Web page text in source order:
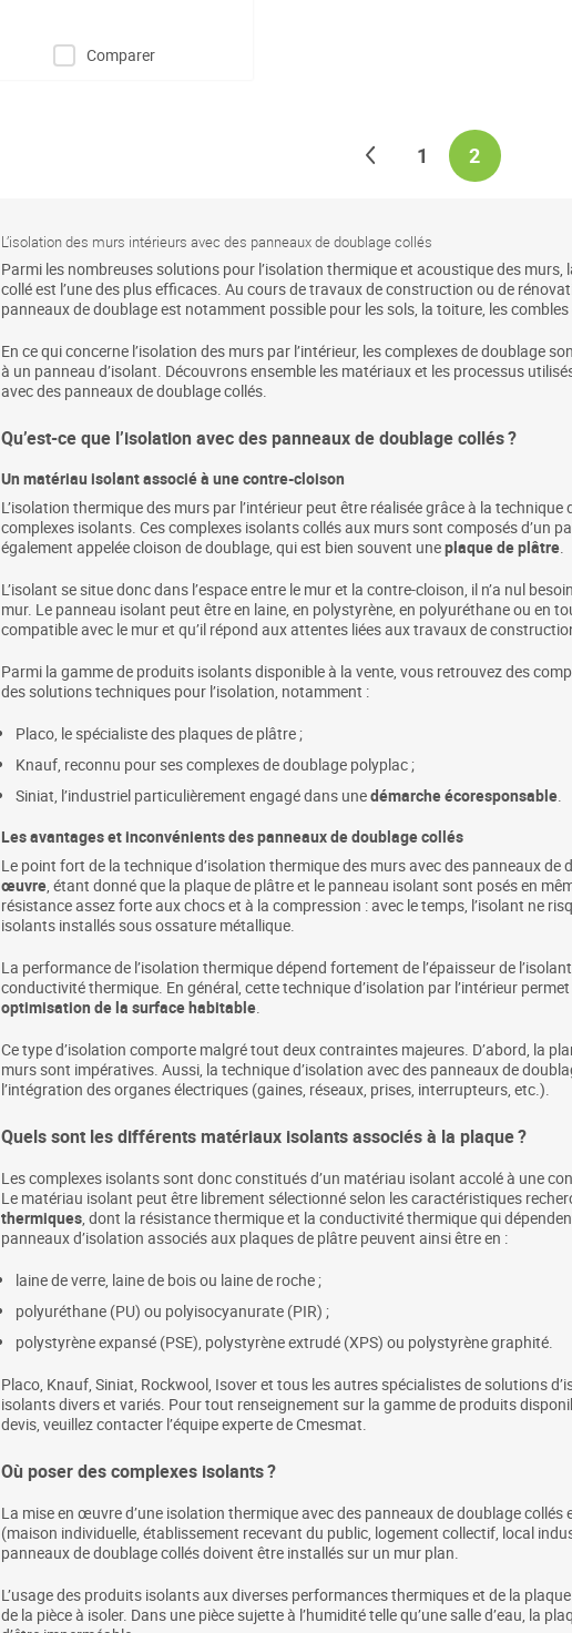
Comparer
Page
Précédent
Page
1 You're
2
L’isolation des murs intérieurs avec des panneaux de doublage collés
Parmi les nombreuses solutions pour l’isolation thermique et acoustique des murs,
collé est l’une des plus efficaces. Au cours de travaux de construction ou de
panneaux de doublage est notamment possible pour les sols, la toiture, les combles
En ce qui concerne l’isolation des murs par l’intérieur, les complexes de doublage
à un panneau d’isolant. Découvrons ensemble les matériaux et les processus
avec des panneaux de doublage collés.
Qu’est-ce que l’isolation avec des panneaux de doublage collés ?
Un matériau isolant associé à une contre-cloison
L’isolation thermique des murs par l’intérieur peut être réalisée grâce à la
complexes isolants. Ces complexes isolants collés aux murs sont composés d’un
également appelée cloison de doublage, qui est bien souvent uneplaque de plâtre
L’isolant se situe donc dans l’espace entre le mur et la contre-cloison, il n’a nul
mur. Le panneau isolant peut être en laine, en polystyrène, en polyuréthane ou en
compatible avec le mur et qu’il répond aux attentes liées aux travaux de
Parmi la gamme de produits isolants disponible à la vente, vous retrouvez des
des solutions techniques pour l’isolation, notamment :
Placo, le spécialiste des plaques de plâtre ;
Knauf, reconnu pour ses complexes de doublage polyplac ;
Siniat, l’industriel particulièrement engagé dans unedémarche écoresponsable
Les avantages et inconvénients des panneaux de doublage collés
Le point fort de la technique d’isolation thermique des murs avec des panneaux de
œuvre , étant donné que la plaque de plâtre et le panneau isolant sont posés en
résistance assez forte aux chocs et à la compression : avec le temps, l’isolant ne
isolants installés sous ossature métallique.
La performance de l’isolation thermique dépend fortement de l’épaisseur de
conductivité thermique. En général, cette technique d’isolation par l’intérieur
optimisation de la surface habitable
Ce type d’isolation comporte malgré tout deux contraintes majeures. D’abord, la
murs sont impératives. Aussi, la technique d’isolation avec des panneaux de
l’intégration des organes électriques (gaines, réseaux, prises, interrupteurs, etc.).
Quels sont les différents matériaux isolants associés à la plaque ?
Les complexes isolants sont donc constitués d’un matériau isolant accolé à une
Le matériau isolant peut être librement sélectionné selon les caractéristiques
thermiques , dont la résistance thermique et la conductivité thermique qui
panneaux d’isolation associés aux plaques de plâtre peuvent ainsi être en :
laine de verre, laine de bois ou laine de roche ;
polyuréthane (PU) ou polyisocyanurate (PIR) ;
polystyrène expansé (PSE), polystyrène extrudé (XPS) ou polystyrène graphité.
Placo, Knauf, Siniat, Rockwool, Isover et tous les autres spécialistes de solutions
isolants divers et variés. Pour tout renseignement sur la gamme de produits
devis, veuillez contacter l’équipe experte de Cmesmat.
Où poser des complexes isolants ?
La mise en œuvre d’une isolation thermique avec des panneaux de doublage
(maison individuelle, établissement recevant du public, logement collectif, local
panneaux de doublage collés doivent être installés sur un mur plan.
L’usage des produits isolants aux diverses performances thermiques et de la
de la pièce à isoler. Dans une pièce sujette à l’humidité telle qu’une salle d’eau, la